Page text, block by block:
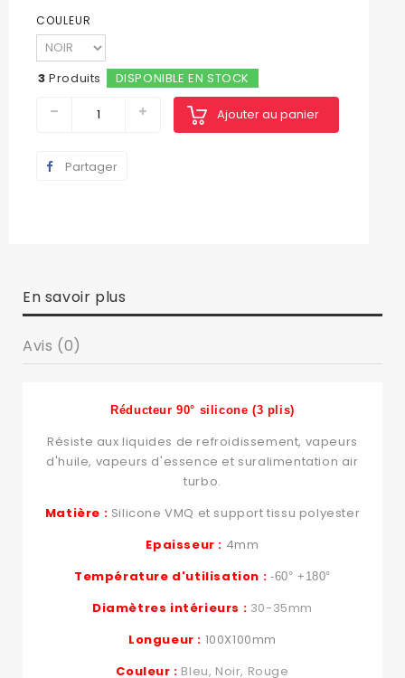
COULEUR
3 Produits DISPONIBLE EN STOCK
Ajouter au panier
Partager
En savoir plus
Avis (0)
Réducteur 90° silicone (3 plis)
Résiste aux liquides de refroidissement, vapeurs
d'huile, vapeurs d'essence et suralimentation air
turbo.
Matière : Silicone VMQ et support tissu polyester
Epaisseur : 4mm
Température d'utilisation : -60° +180°
Diamètres intérieurs : 30-35mm
Longueur : 100X100mm
Couleur : Bleu, Noir, Rouge